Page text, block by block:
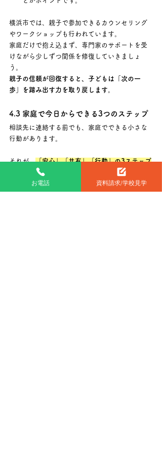
横浜市では、親子で参加できるカウンセリング
やワークショップも行われています。
家庭だけで抱え込まず、専門家のサポートを受
けながら少しずつ関係を修復していきましょ
う。
親子の信頼が回復すると、子どもは「次の一
歩」を踏み出す力を取り戻します。
4.3 家庭で今日からできる3つのステップ
相談先に連絡する前でも、家庭でできる小さな
行動があります。
それが、「安心」「共有」「行動」の3ステップ
お電話 資料請求/学校見学